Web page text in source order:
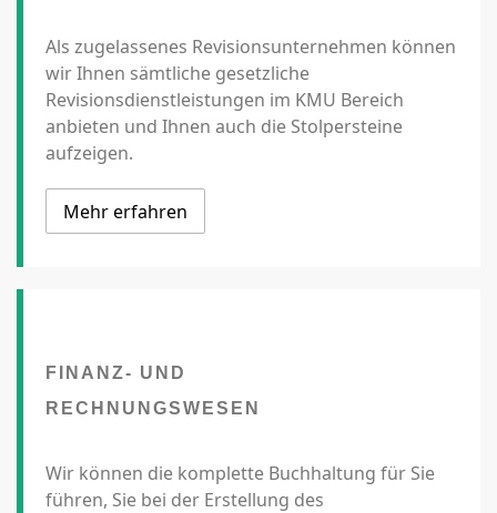
Als zugelassenes Revisionsunternehmen können
wir Ihnen sämtliche gesetzliche
Revisionsdienstleistungen im KMU Bereich
anbieten und Ihnen auch die Stolpersteine
aufzeigen.
Mehr erfahren
FINANZ- UND
RECHNUNGSWESEN
Wir können die komplette Buchhaltung für Sie
führen, Sie bei der Erstellung des